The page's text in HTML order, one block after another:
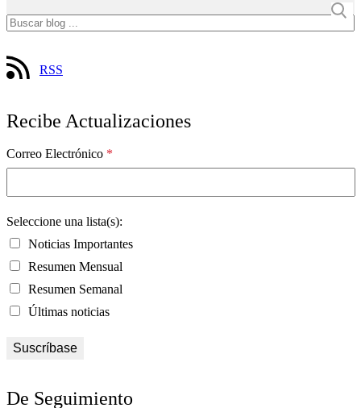
RSS
Recibe Actualizaciones
Correo Electrónico *
Seleccione una lista(s):
Noticias Importantes
Resumen Mensual
Resumen Semanal
Últimas noticias
De Seguimiento